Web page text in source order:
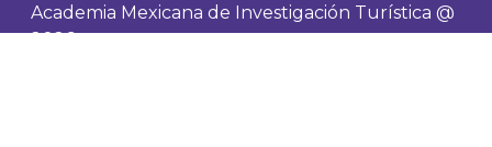
Academia Mexicana de Investigación Turística @
2026